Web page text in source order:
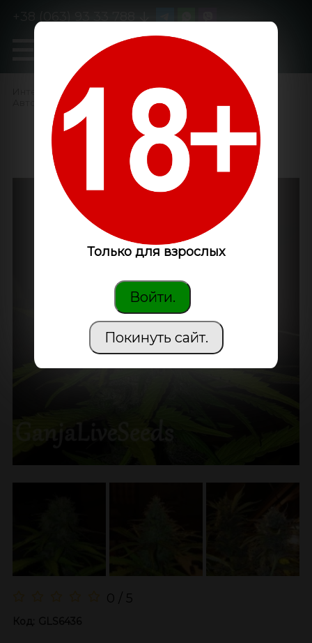
GanjaLiveSeeds
Только для взрослых
Войти.
Покинуть сайт.
Интернет-магазин Семена конопли
Автоцветущие феминизированные/
Auto Diesel feminised
GanjaLiveSeeds
0 / 5